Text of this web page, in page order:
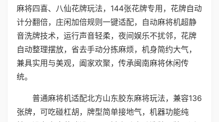
麻将四喜、八仙花牌玩法，144张花牌专用，花牌自动
计分翻倍，庄闲加倍规则一键适配，自动麻将机超静
音洗牌技术，运行声音轻柔，夜间娱乐不扰邻，花牌
自动整理摆放，省去手动分拣麻烦，机身简约大气，
兼具实用与美观，阖家欢聚，传承闽南麻将休闲传
统。
普通麻将机适配北方山东胶东麻将玩法，兼容136
张牌，可吃碰杠胡，牌型简单接地气，机器功能纯